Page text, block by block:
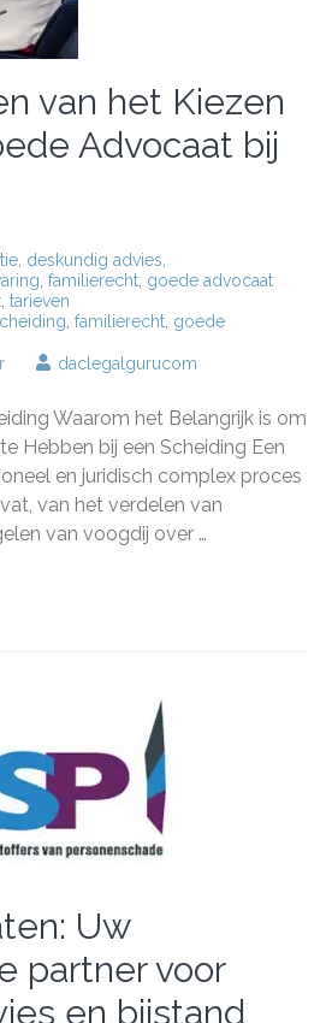
van het Kiezen
Advocaat bij
, deskundig advies,
, familierecht, goede advocaat
, tarieven
, familierecht, goede
op
van
het
Kiezen
voor
een
Goede
Advocaat
daclegalgurucom
Waarom het Belangrijk is om
Hebben bij een Scheiding Een
en juridisch complex proces
van het verdelen van
van voogdij over …
Uw
partner voor
en bijstand